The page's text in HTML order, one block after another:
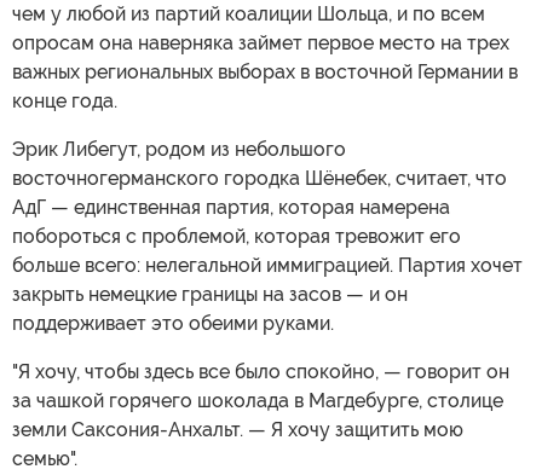
чем у любой из партий коалиции Шольца, и по всем
опросам она наверняка займет первое место на трех
важных региональных выборах в восточной Германии в
конце года.
Эрик Либегут, родом из небольшого
восточногерманского городка Шёнебек, считает, что
АдГ — единственная партия, которая намерена
побороться с проблемой, которая тревожит его
больше всего: нелегальной иммиграцией. Партия хочет
закрыть немецкие границы на засов — и он
поддерживает это обеими руками.
"Я хочу, чтобы здесь все было спокойно, — говорит он
за чашкой горячего шоколада в Магдебурге, столице
земли Саксония-Анхальт. — Я хочу защитить мою
семью".